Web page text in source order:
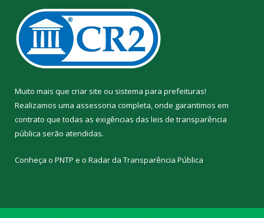
Muito mais que criar site ou sistema para prefeituras!
Realizamos uma assessoria completa, onde garantimos em
contrato que todas as exigências das leis de transparência
pública serão atendidas.
Conheça o PNTP e o Radar da Transparência Pública